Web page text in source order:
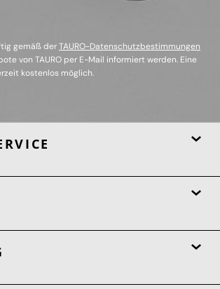
gemäß derTAURO-Datenschutzbestimmungen
von TAURO per E-Mail informiert werden. Eine
kostenlos möglich.